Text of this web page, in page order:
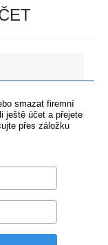
smazat firemní
ještě účet a přejete
přes záložku